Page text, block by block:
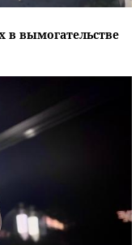
в вымогательстве